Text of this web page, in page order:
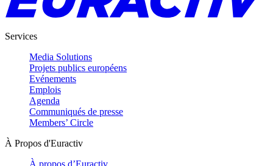
Services
Media Solutions
Projets publics européens
Evénements
Emplois
Agenda
Communiqués de presse
Members’ Circle
À Propos d'Euractiv
À propos d’Euractiv